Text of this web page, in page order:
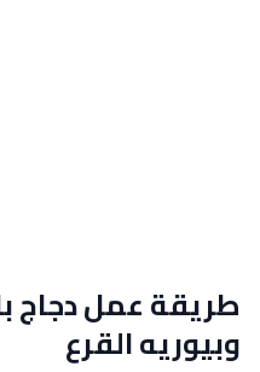
طريقة عمل
وبيوريه القرع